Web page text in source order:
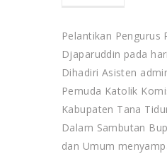
Pelantikan Pengurus
Djaparuddin pada
Dihadiri Asisten
Pemuda Katolik
Kabupaten Tana
Dalam Sambutan
dan Umum